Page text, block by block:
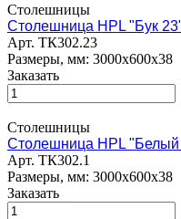
Столешницы
Столешница HPL "Бук
Арт. ТК302.23
Размеры, мм: 3000х600х38
Заказать
Столешницы
Столешница HPL "Белый
Арт. ТК302.1
Размеры, мм: 3000х600х38
Заказать